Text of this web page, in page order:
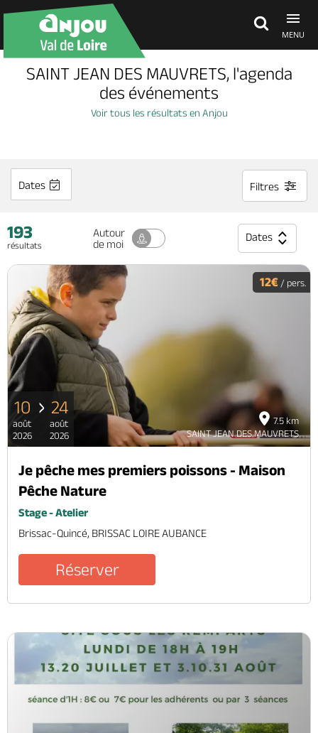
MENU
Découvrir
Agenda
Dormir, manger
Séjours, cadeaux
Billetterie en ligne
Brochures & Cartes Offices de tourisme Comment venir ? Ecrivez-nous
SAINT JEAN DES MAUVRETS, l'agenda
des événements
Voir tous les résultats en Anjou
Dates Filtres
193
résultats
Autour
de moi
Dates
7.5 km
SAINT JEAN DES MAUVRETS
12€ / pers.
10
août
2026
24
août
2026
Je pêche mes premiers poissons - Maison
Pêche Nature
Stage - Atelier
Brissac-Quincé, BRISSAC LOIRE AUBANCE
Réserver